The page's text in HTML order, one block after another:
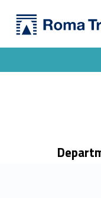
Il dott. Fracassa a Marsiglia - Dipartimento di Scienze della Formazione
Dipartimento di Scienze della Formazione dell'Università degli Studi Roma Tre
Header info sidebar